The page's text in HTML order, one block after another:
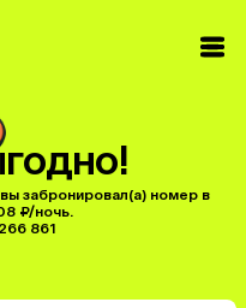
забронировал(а) номер в
₽/ночь.
861